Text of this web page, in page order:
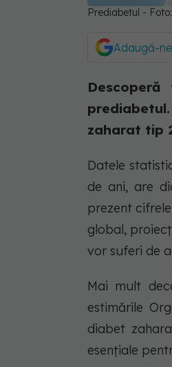
Prediabetul -
Adaugă-
zaharat tip
Datele
de ani, are
prezent
global,
vor suferi de
Mai mult
estimările
diabet
esențiale